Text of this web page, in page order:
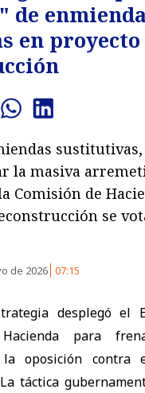
de
en proyecto
sustitutivas,
la masiva
Comisión de
se
de 2026 07:15
desplegó el
para
oposición contra
táctica